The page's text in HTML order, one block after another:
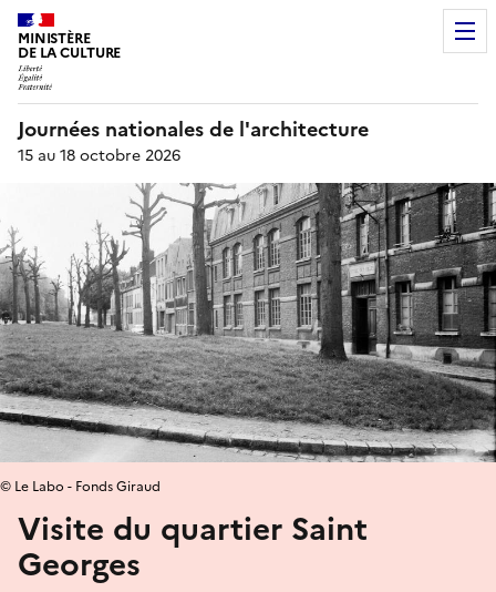
MINISTÈRE
DE LA CULTURE
Journées nationales de l'architecture
15 au 18 octobre 2026
Visite du quartier Saint
Georges
© Le Labo - Fonds Giraud